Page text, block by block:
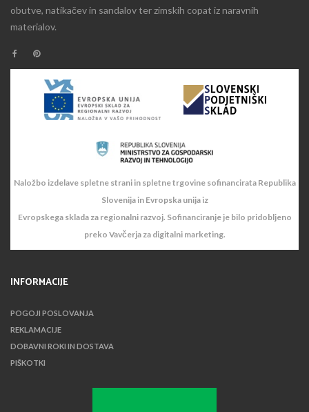
obutve, natikačev in sandalov ter zimskih copat iz naravnih
materialov.
Naložbo izdelave spletne strani in spletne trgovine sofinancirata Republika
Slovenija in Evropska unija iz
Evropskega sklada za regionalni razvoj. Sofinanciranje je bilo pridobljeno
preko Vavčerja za digitalni marketing.
INFORMACIJE
POGOJI POSLOVANJA
REKLAMACIJE
DOBAVNI ROKI IN DOSTAVA
PIŠKOTKI